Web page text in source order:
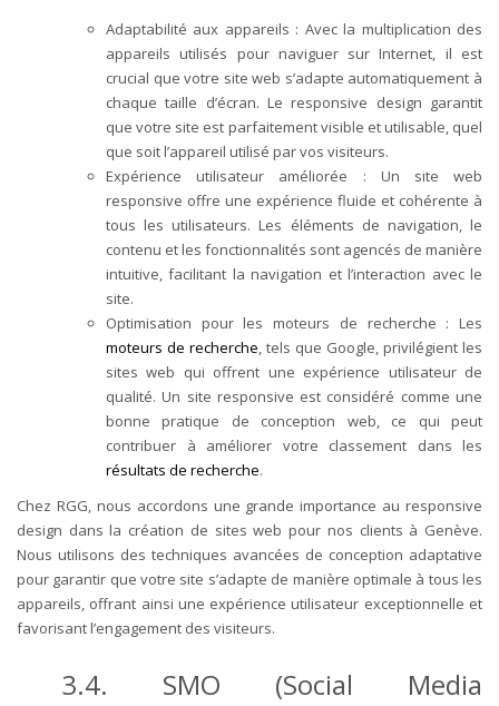
Adaptabilité aux appareils : Avec la multiplication des
appareils utilisés pour naviguer sur Internet, il est
crucial que votre site web s’adapte automatiquement à
chaque taille d’écran. Le responsive design garantit
que votre site est parfaitement visible et utilisable, quel
que soit l’appareil utilisé par vos visiteurs.
Expérience utilisateur améliorée : Un site web
responsive offre une expérience fluide et cohérente à
tous les utilisateurs. Les éléments de navigation, le
contenu et les fonctionnalités sont agencés de manière
intuitive, facilitant la navigation et l’interaction avec le
site.
Optimisation pour les moteurs de recherche : Les
moteurs de recherche, tels que Google, privilégient les
sites web qui offrent une expérience utilisateur de
qualité. Un site responsive est considéré comme une
bonne pratique de conception web, ce qui peut
contribuer à améliorer votre classement dans les
résultats de recherche.
Chez RGG, nous accordons une grande importance au responsive
design dans la création de sites web pour nos clients à Genève.
Nous utilisons des techniques avancées de conception adaptative
pour garantir que votre site s’adapte de manière optimale à tous les
appareils, offrant ainsi une expérience utilisateur exceptionnelle et
favorisant l’engagement des visiteurs.
3.4. SMO (Social Media